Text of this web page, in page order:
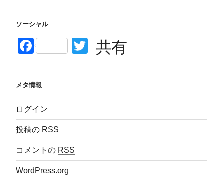
ソーシャル
F
c
e
b
o
o
k
T共有
メタ情報
ログイン
投稿の RSS
コメントの RSS
WordPress.org